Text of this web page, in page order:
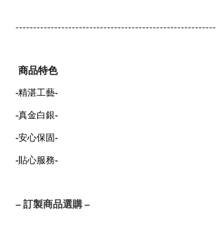
---------------------------------------------------------
商品特色
-精湛工藝-
-真金白銀-
-安心保固-
-貼心服務-
–訂製商品選購–